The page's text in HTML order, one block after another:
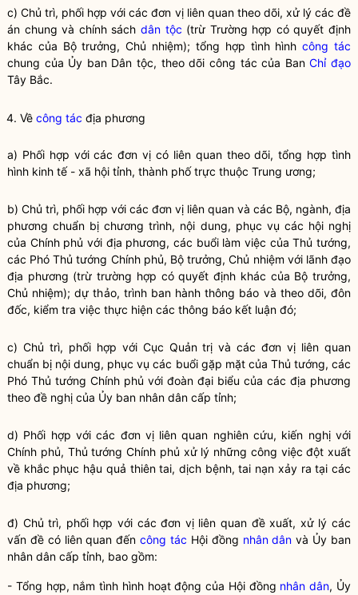
c) Chủ trì, phối hợp với các đơn vị liên quan theo dõi, xử lý các đề
án chung và chính sách dân tộc (trừ Trường hợp có quyết định
khác của Bộ trưởng, Chủ nhiệm); tổng hợp tình hìnhcông tác
chung của Ủy ban Dân tộc, theo dõi công tác của BanChỉ đạo
Tây Bắc.
4. Về công tác địa phương
a) Phối hợp với các đơn vị có liên quan theo dõi, tổng hợp tình
hình kinh tế - xã hội tỉnh, thành phố trực thuộc Trung ương;
b) Chủ trì, phối hợp với các đơn vị liên quan và các Bộ, ngành, địa
phương chuẩn bị chương trình, nội dung, phục vụ các hội nghị
của Chính phủ với địa phương, các buổi làm việc của Thủ tướng,
các Phó Thủ tướng Chính phủ, Bộ trưởng, Chủ nhiệm với lãnh đạo
địa phương (trừ trường hợp có quyết định khác của Bộ trưởng,
Chủ nhiệm); dự thảo, trình ban hành thông báo và theo dõi, đôn
đốc, kiểm tra việc thực hiện các thông báo kết luận đó;
c) Chủ trì, phối hợp với Cục Quản trị và các đơn vị liên quan
chuẩn bị nội dung, phục vụ các buổi gặp mặt của Thủ tướng, các
Phó Thủ tướng Chính phủ với đoàn đại biểu của các địa phương
theo đề nghị của Ủy ban nhân dân cấp tỉnh;
d) Phối hợp với các đơn vị liên quan nghiên cứu, kiến nghị với
Chính phủ, Thủ tướng Chính phủ xử lý những công việc đột xuất
về khắc phục hậu quả thiên tai, dịch bệnh, tai nạn xảy ra tại các
địa phương;
đ) Chủ trì, phối hợp với các đơn vị liên quan đề xuất, xử lý các
vấn đề có liên quan đếncông tác Hội đồng nhân dân và Ủy ban
nhân dân cấp tỉnh, bao gồm:
- Tổng hợp, nắm tình hình hoạt động của Hội đồng nhân dân, Ủy